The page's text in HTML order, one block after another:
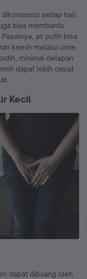
setiap hari.
bisa membantu
air putih bisa
kemih melalui urine.
minimal delapan
dapat lebih cepat
Kecil
dapat dibuang oleh